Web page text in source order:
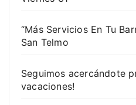
“Más Servicios En Tu
San Telmo
Seguimos acercándote
vacaciones!